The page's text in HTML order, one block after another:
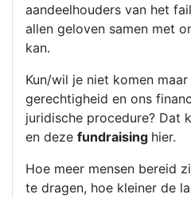
aandeelhouders van het
allen geloven samen met
kan.
Kun/wil je niet komen
gerechtigheid en ons
juridische procedure? Dat
en deze fundraising hier.
Hoe meer mensen bereid
te dragen, hoe kleiner de